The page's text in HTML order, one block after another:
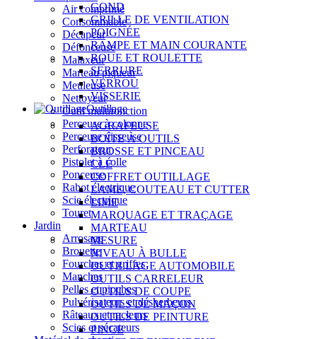
Air comprimé
Consommable
Décapeur
Défonceuse
Malaxeur
Marteau piqueur
Meuleuse
Nettoyeur
Outil multifonction
Perceuse à colonne
Perceuse visseuse
Perforateur
Pistolet à colle
Ponceuse
Rabot électrique
Scie électrique
Touret
Jardin
Arrosage
Brouette
Fourches et griffes
Manches
Pelles et pioches
Pulvérisateurs et désherbeurs
Râteaux et racleurs
Scies et sécateurs
GOND
GRILLE DE VENTILATION
POIGNÉE
RAMPE ET MAIN COURANTE
ROUE ET ROULETTE
SERRURE
VERROU
VISSERIE
Outillage
AGRAFEUSE
BOÎTE À OUTILS
BROSSE ET PINCEAU
CLÉ
COFFRET OUTILLAGE
LAME, COUTEAU ET CUTTER
LIME
MARQUAGE ET TRAÇAGE
MARTEAU
MESURE
NIVEAU À BULLE
OUTILLAGE AUTOMOBILE
OUTILS CARRELEUR
OUTILS DE COUPE
OUTILS DE MAÇON
OUTILS DE PEINTURE
PINCE